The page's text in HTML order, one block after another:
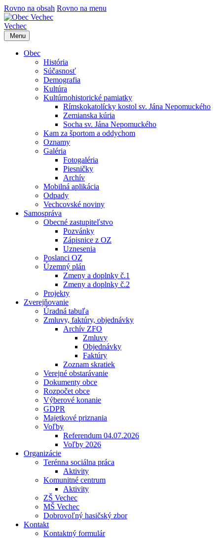
Rovno na obsah Rovno na menu
Vechec
Menu
Obec
História
Súčasnosť
Demografia
Kultúra
Kultúrnohistorické pamiatky
Rímskokatolícky kostol sv. Jána Nepomuckého
Zemianska kúria
Socha sv. Jána Nepomuckého
Kam za športom a oddychom
Oznamy
Galéria
Fotogaléria
Piesničky
Archív
Mobilná aplikácia
Odpady
Vechcovské noviny
Samospráva
Obecné zastupiteľstvo
Pozvánky
Zápisnice z OZ
Uznesenia
Poslanci OZ
Územný plán
Zmeny a doplnky č.1
Zmeny a doplnky č.2
Projekty
Zverejňovanie
Úradná tabuľa
Zmluvy, faktúry, objednávky
Archív ZFO
Zmluvy
Objednávky
Faktúry
Zoznam skratiek
Verejné obstarávanie
Dokumenty obce
Rozpočet obce
Výberové konanie
GDPR
Majetkové priznania
Voľby
Referendum 04.07.2026
Voľby 2026
Organizácie
Terénna sociálna práca
Aktivity
Komunitné centrum
Aktivity
ZŠ Vechec
MŠ Vechec
Dobrovoľný hasičský zbor
Kontakt
Kontaktný formulár